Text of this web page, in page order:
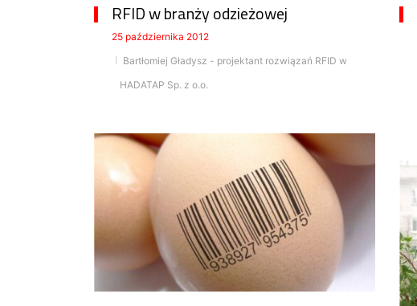
RFID w branży odzieżowej
25 października 2012
Bartłomiej Gładysz - projektant rozwiązań RFID w
HADATAP Sp. z o.o.